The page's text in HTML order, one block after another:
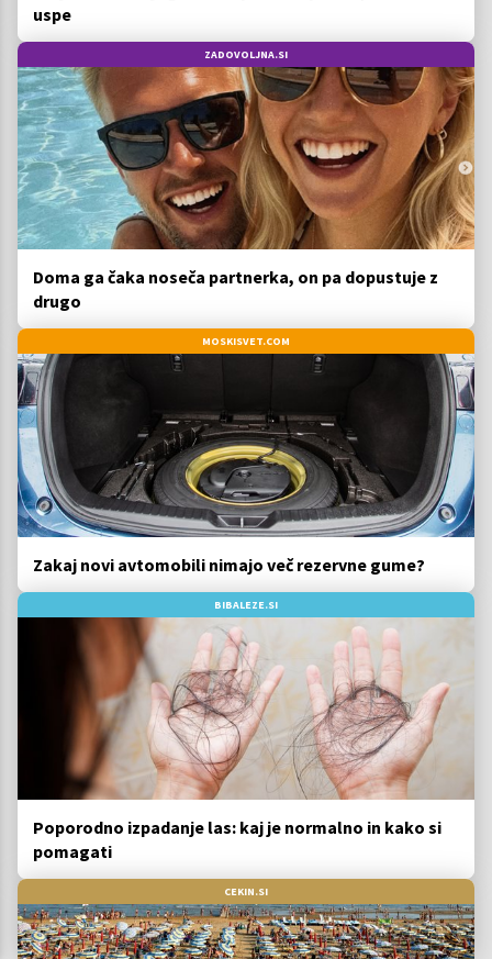
uspe
ZADOVOLJNA.SI
Doma ga čaka noseča partnerka, on pa dopustuje z
drugo
MOSKISVET.COM
Zakaj novi avtomobili nimajo več rezervne gume?
BIBALEZE.SI
Poporodno izpadanje las: kaj je normalno in kako si
pomagati
CEKIN.SI